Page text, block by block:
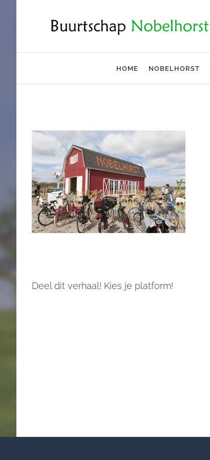
HOME NOBELHORST
Deel dit verhaal! Kies je platform!